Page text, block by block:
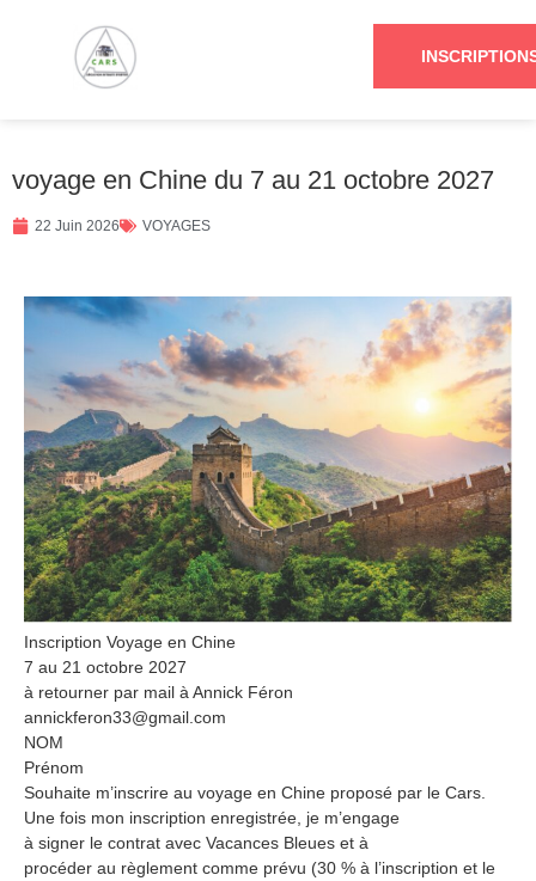
voyage en Chine du 7 au 21 octobre 2027
22 Juin 2026 VOYAGES
Inscription Voyage en Chine
7 au 21 octobre 2027
à retourner par mail à Annick Féron
annickferon33@gmail.com
NOM
Prénom
Souhaite m’inscrire au voyage en Chine proposé par le Cars.
Une fois mon inscription enregistrée, je m’engage
à signer le contrat avec Vacances Bleues et à
procéder au règlement comme prévu (30 % à l’inscription et le